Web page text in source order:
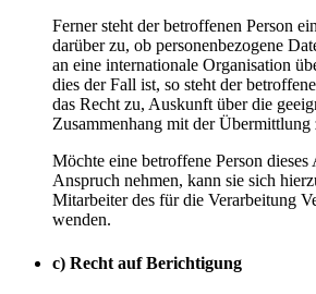
Ferner steht der betroffenen Person
darüber zu, ob personenbezogene
an eine internationale Organisation
dies der Fall ist, so steht der
das Recht zu, Auskunft über die
Zusammenhang mit der Übermittlung
Möchte eine betroffene Person
Anspruch nehmen, kann sie sich
Mitarbeiter des für die Verarbeitung
wenden.
c) Recht auf Berichtigung